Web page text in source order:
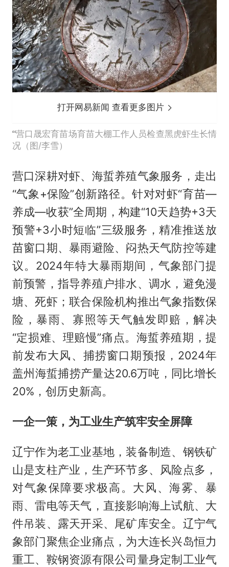
打开网易新闻 查看更多图片
营口晟宏育苗场育苗大棚工作人员检查黑虎虾生长情
况（图/李雪）
营口深耕对虾、海蜇养殖气象服务，走出
“气象+保险”创新路径。针对对虾“育苗—
养成—收获”全周期，构建“10天趋势+3天
预警+3小时短临”三级服务，精准推送放
苗窗口期、暴雨避险、闷热天气防控等建
议。2024年特大暴雨期间，气象部门提
前预警，指导养殖户排水、调水，避免漫
塘、死虾；联合保险机构推出气象指数保
险，暴雨、寡照等天气触发即赔，解决
“定损难、理赔慢”痛点。海蜇养殖期，提
前发布大风、捕捞窗口期预报，2024年
盖州海蜇捕捞产量达20.6万吨，同比增长
20%，创历史新高。
一企一策，为工业生产筑牢安全屏障
辽宁作为老工业基地，装备制造、钢铁矿
山是支柱产业，生产环节多、风险点多，
对气象保障要求极高。大风、海雾、暴
雨、雷电等天气，直接影响海上试航、大
件吊装、露天开采、尾矿库安全。辽宁气
象部门聚焦企业痛点，为大连长兴岛恒力
重工、鞍钢资源有限公司量身定制工业气